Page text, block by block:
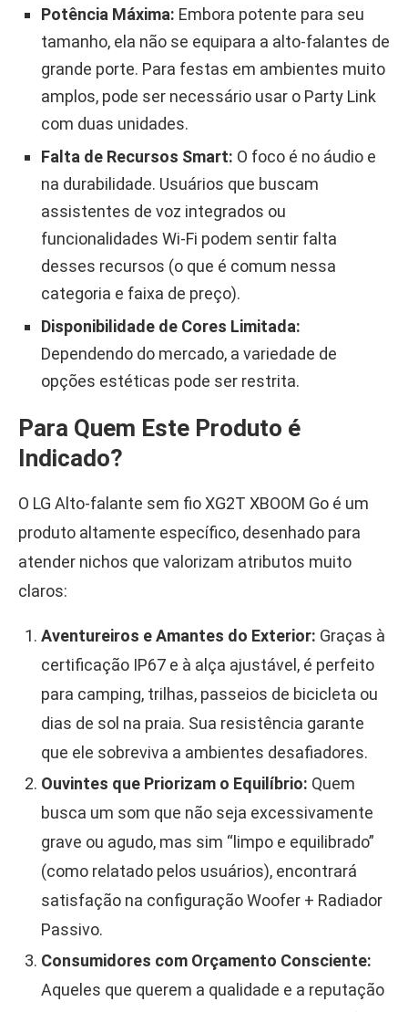
Potência Máxima: Embora potente para seu
tamanho, ela não se equipara a alto-falantes de
grande porte. Para festas em ambientes muito
amplos, pode ser necessário usar o Party Link
com duas unidades.
Falta de Recursos Smart: O foco é no áudio e
na durabilidade. Usuários que buscam
assistentes de voz integrados ou
funcionalidades Wi-Fi podem sentir falta
desses recursos (o que é comum nessa
categoria e faixa de preço).
Disponibilidade de Cores Limitada:
Dependendo do mercado, a variedade de
opções estéticas pode ser restrita.
Para Quem Este Produto é
Indicado?
O LG Alto-falante sem fio XG2T XBOOM Go é um
produto altamente específico, desenhado para
atender nichos que valorizam atributos muito
claros:
Aventureiros e Amantes do Exterior: Graças à
certificação IP67 e à alça ajustável, é perfeito
para camping, trilhas, passeios de bicicleta ou
dias de sol na praia. Sua resistência garante
que ele sobreviva a ambientes desafiadores.
Ouvintes que Priorizam o Equilíbrio: Quem
busca um som que não seja excessivamente
grave ou agudo, mas sim “limpo e equilibrado”
(como relatado pelos usuários), encontrará
satisfação na configuração Woofer + Radiador
Passivo.
Consumidores com Orçamento Consciente:
Aqueles que querem a qualidade e a reputação